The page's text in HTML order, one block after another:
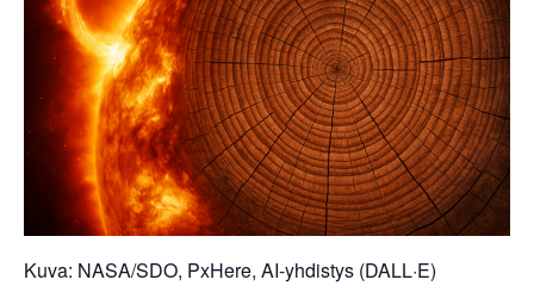
Kuva: NASA/SDO, PxHere, AI-yhdistys (DALL·E)